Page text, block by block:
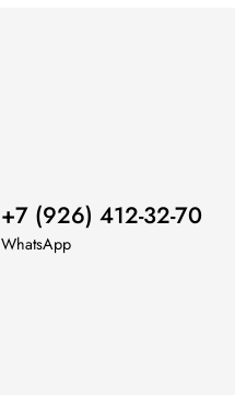
+7 (926) 412-32-70
WhatsApp